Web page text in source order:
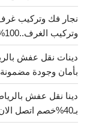
وتركيب الغرف..100%ضمان جودة
بأمان وجودة مضمونة 100% تواصل الان
بـ40%خصم اتصل الان